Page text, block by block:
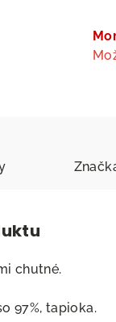
chutné.
97%, tapioka.